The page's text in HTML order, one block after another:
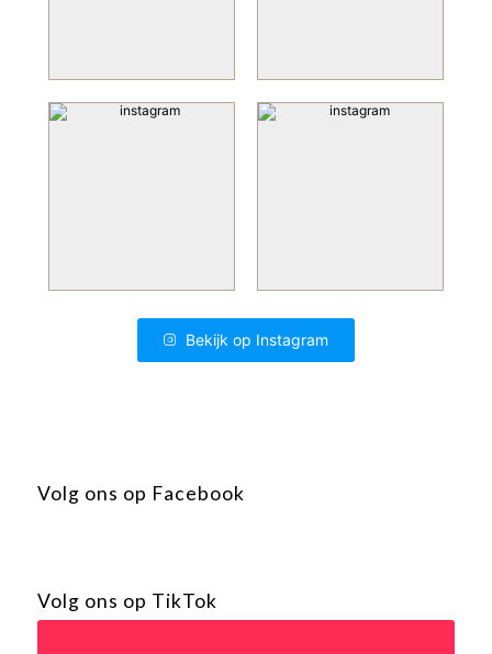
Bekijk op Instagram
Volg ons op Facebook
Volg ons op TikTok